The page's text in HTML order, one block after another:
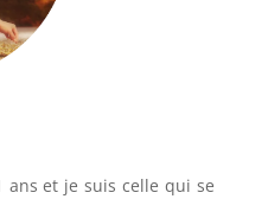
ans et je suis celle qui se